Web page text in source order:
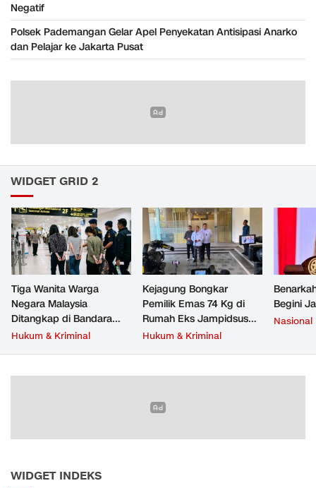
Negatif
Polsek Pademangan Gelar Apel Penyekatan Antisipasi Anarko
dan Pelajar ke Jakarta Pusat
WIDGET GRID 2
Tiga Wanita Warga
Negara Malaysia
Ditangkap di Bandara
Soetta, Bawa Beragam
Hukum & Kriminal
Kejagung Bongkar
Pemilik Emas 74 Kg di
Rumah Eks Jampidsus
Febrie Adriansyah
Hukum & Kriminal
Begini
Nasional
WIDGET INDEKS